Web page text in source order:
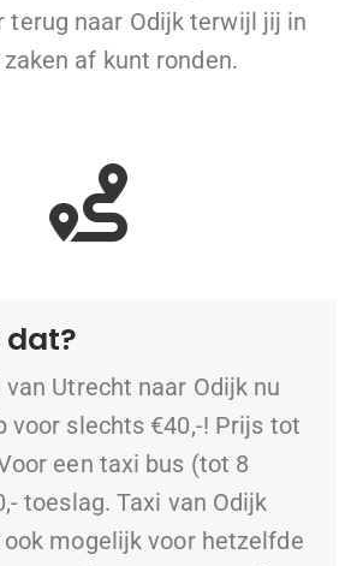
terug naar Odijk terwijl jij in
af kunt ronden.
Utrecht naar Odijk nu
voor slechts €40,-! Prijs tot
een taxi bus (tot 8
toeslag. Taxi van Odijk
mogelijk voor hetzelfde